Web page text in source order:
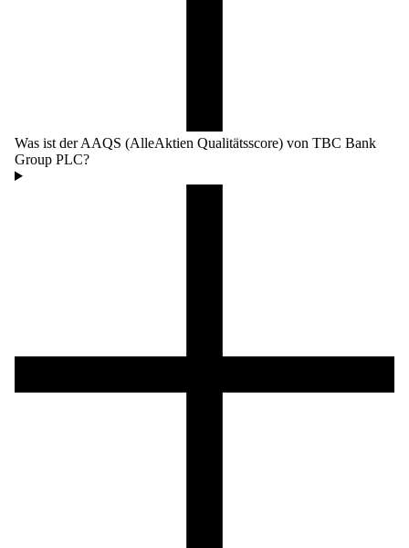
Was ist der AAQS (AlleAktien Qualitätsscore) von TBC Bank
Group PLC?